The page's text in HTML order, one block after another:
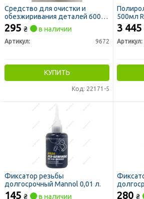
Средство для очистки и
обезжиривания деталей 600
мл
295 ₴ в наличии
Артикул: 9672
КУПИТЬ
Код: 22171-5
500мл
3 445
Артикул:
Фиксатор резьбы
долгосрочный Mannol 0,01 л.
145 ₴ в наличии 280 ₴